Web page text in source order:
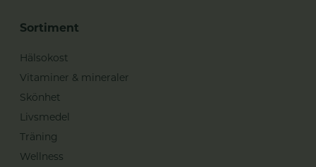
Sortiment
Hälsokost
Vitaminer & mineraler
Skönhet
Livsmedel
Träning
Wellness